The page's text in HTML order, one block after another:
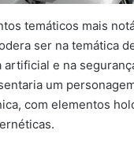
temáticos mais
ser na temática
artificial e na
um
com elementos